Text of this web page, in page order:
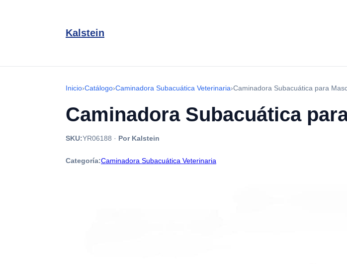
Kalstein
Inicio›Catálogo›Caminadora Subacuática Veterinaria›Caminadora Subacuática para
Caminadora Subacuática
SKU:YR06188 · Por Kalstein
Categoría:Caminadora Subacuática Veterinaria